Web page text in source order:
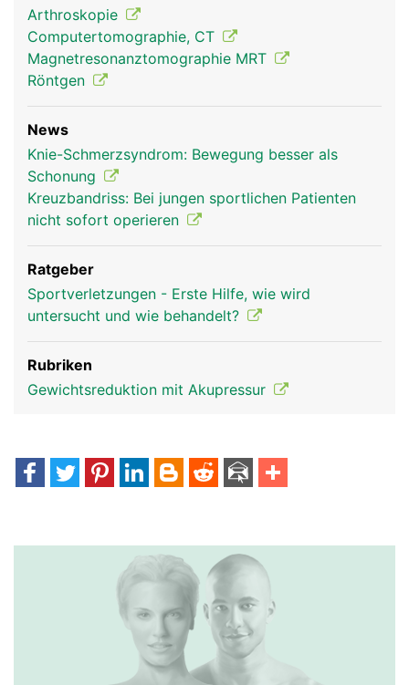
Kniescheibe Frau
Arthroskopie
Computertomographie, CT
Magnetresonanztomographie MRT
Röntgen
News
Knie-Schmerzsyndrom: Bewegung besser als
Schonung
Kreuzbandriss: Bei jungen sportlichen Patienten
nicht sofort operieren
Ratgeber
Sportverletzungen - Erste Hilfe, wie wird
untersucht und wie behandelt?
Rubriken
Gewichtsreduktion mit Akupressur